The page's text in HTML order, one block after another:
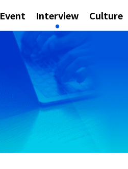
Event Interview Culture